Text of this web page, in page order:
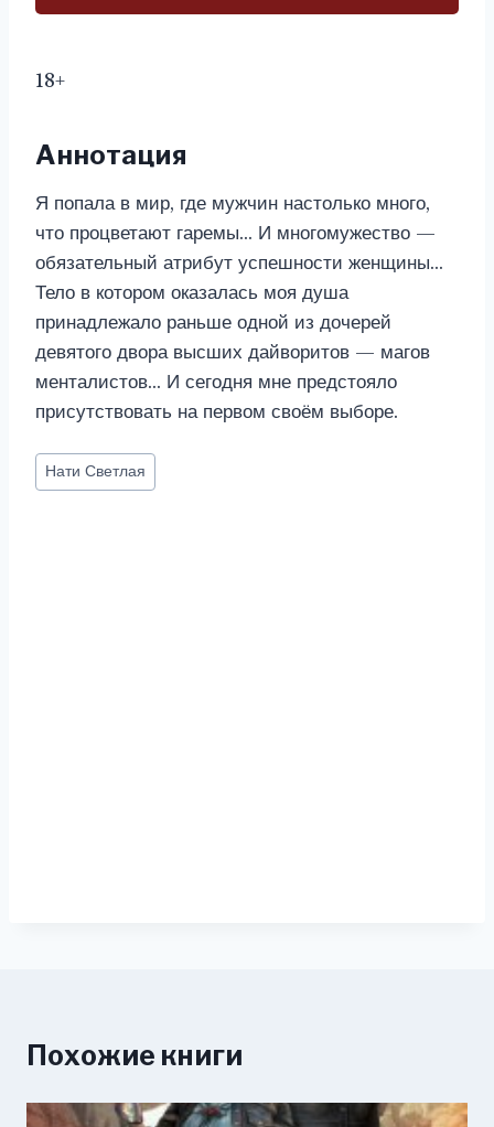
18+
Аннотация
Я попала в мир, где мужчин настолько много,
что процветают гаремы… И многомужество —
обязательный атрибут успешности женщины…
Тело в котором оказалась моя душа
принадлежало раньше одной из дочерей
девятого двора высших дайворитов — магов
менталистов… И сегодня мне предстояло
присутствовать на первом своём выборе.
Метки
записи:
Нати Светлая
Похожие книги